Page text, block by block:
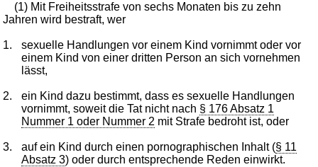
(1) Mit Freiheitsstrafe von sechs Monaten bis zu zehn
Jahren wird bestraft, wer
1.
sexuelle Handlungen vor einem Kind vornimmt oder vor
einem Kind von einer dritten Person an sich vornehmen
lässt,
2.
ein Kind dazu bestimmt, dass es sexuelle Handlungen
vornimmt, soweit die Tat nicht nach § 176 Absatz 1
Nummer 1 oder Nummer 2 mit Strafe bedroht ist, oder
3. auf ein Kind durch einen pornographischen Inhalt (§ 11
Absatz 3) oder durch entsprechende Reden einwirkt.